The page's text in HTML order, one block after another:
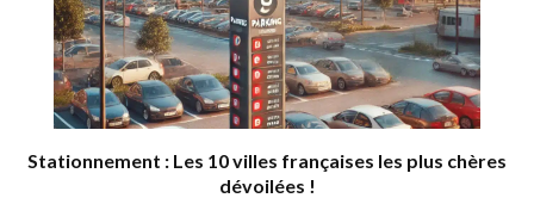
Stationnement : Les 10 villes françaises les plus chères
dévoilées !